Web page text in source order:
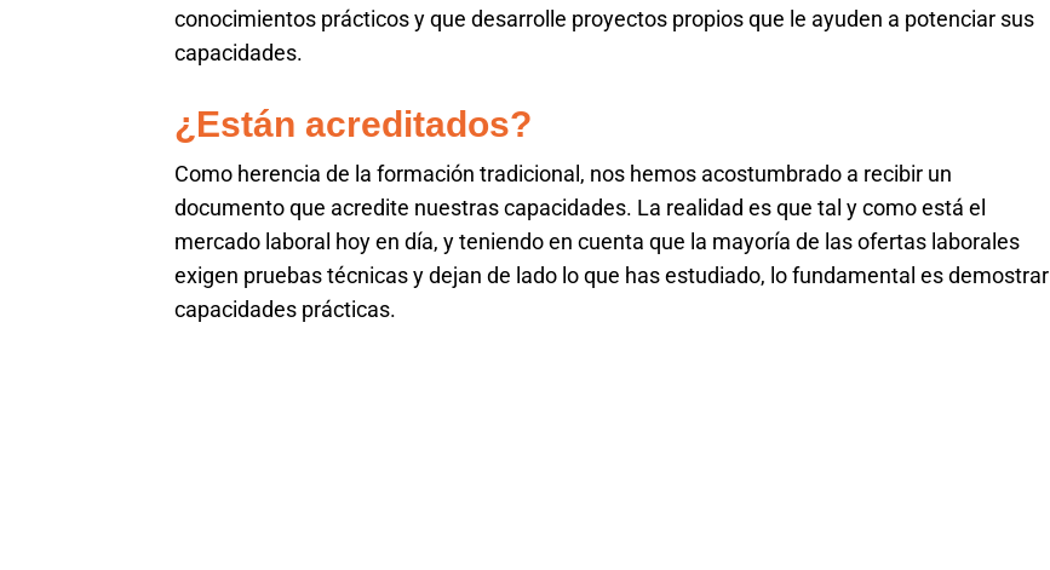
conocimientos prácticos y que desarrolle proyectos propios que le ayuden a potenciar sus
capacidades.
¿Están acreditados?
Como herencia de la formación tradicional, nos hemos acostumbrado a recibir un
documento que acredite nuestras capacidades. La realidad es que tal y como está el
mercado laboral hoy en día, y teniendo en cuenta que la mayoría de las ofertas laborales
exigen pruebas técnicas y dejan de lado lo que has estudiado, lo fundamental es demostrar
capacidades prácticas.